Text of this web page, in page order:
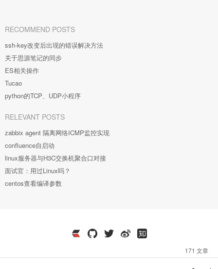
RECOMMEND POSTS
ssh-key改变后出现的错误解决方法
关于思源笔记的同步
ES相关操作
Tucao
python的TCP、UDP小程序
RELEVANT POSTS
zabbix agent 隔离网络ICMP监控实现
confluence自启动
linux服务器与H3C交换机聚合口对接
面试官：用过Linux吗？
centos查看编译参数
171 文章
0浏览18当前访客